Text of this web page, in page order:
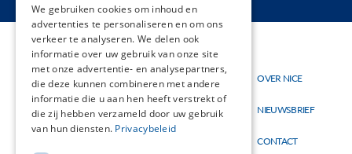
Hoofdnavigatie
Thema's
Materialen
Nieuw
Topmenu
OVER NICE
NIEUWSBRIEF
CONTACT
We gebruiken cookies om inhoud en
advertenties te personaliseren en om ons
verkeer te analyseren. We delen ook
informatie over uw gebruik van onze site
met onze advertentie- en analysepartners,
die deze kunnen combineren met andere
informatie die u aan hen heeft verstrekt of
die zij hebben verzameld door uw gebruik
van hun diensten. Privacybeleid